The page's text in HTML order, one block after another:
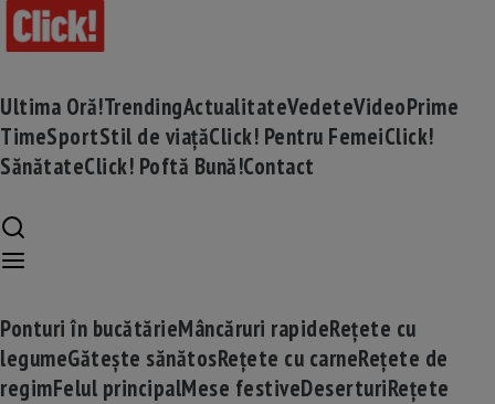
Ultima Oră!TrendingActualitateVedeteVideoPrime
TimeSportStil de viațăClick! Pentru FemeiClick!
SănătateClick! Poftă Bună!Contact
Ponturi în bucătărieMâncăruri rapideRețete cu
legumeGătește sănătosRețete cu carneRețete de
regimFelul principalMese festiveDeserturiRețete